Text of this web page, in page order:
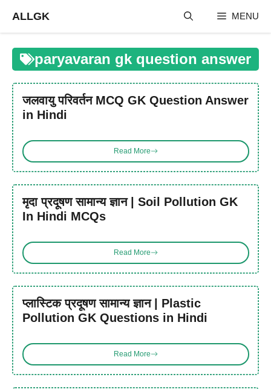
content
ALLGK MENU
paryavaran gk question answer
जलवायु परिवर्तन MCQ GK Question Answer
in Hindi
Read More
मृदा प्रदूषण सामान्य ज्ञान | Soil Pollution GK
In Hindi MCQs
Read More
प्लास्टिक प्रदूषण सामान्य ज्ञान | Plastic
Pollution GK Questions in Hindi
Read More